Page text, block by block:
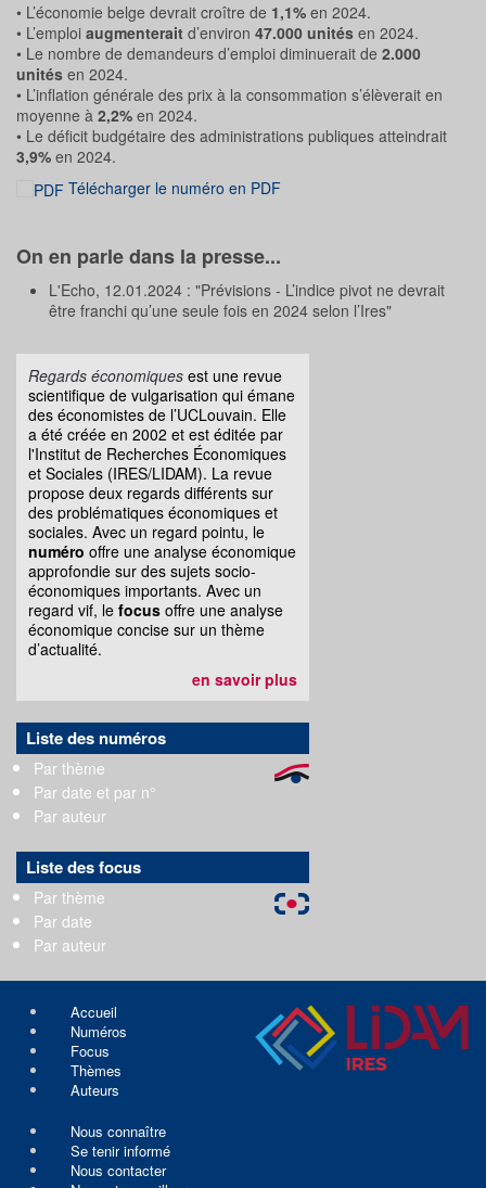
• L’économie belge devrait croître de 1,1% en 2024.
• L’emploi augmenterait d’environ 47.000 unités en 2024.
• Le nombre de demandeurs d’emploi diminuerait de 2.000
unités en 2024.
• L’inflation générale des prix à la consommation s’élèverait en
moyenne à 2,2% en 2024.
• Le déficit budgétaire des administrations publiques atteindrait
3,9% en 2024.
Télécharger le numéro en PDF
On en parle dans la presse...
L'Echo, 12.01.2024 : "Prévisions - L’indice pivot ne devrait
être franchi qu’une seule fois en 2024 selon l’Ires"
Regards économiques est une revue
scientifique de vulgarisation qui émane
des économistes de l’UCLouvain. Elle
a été créée en 2002 et est éditée par
l'Institut de Recherches Économiques
et Sociales (IRES/LIDAM). La revue
propose deux regards différents sur
des problématiques économiques et
sociales. Avec un regard pointu, le
numéro offre une analyse économique
approfondie sur des sujets socio-
économiques importants. Avec un
regard vif, le focus offre une analyse
économique concise sur un thème
d’actualité.
en savoir plus
Liste des numéros
Par thème
Par date et par n°
Par auteur
Liste des focus
Par thème
Par date
Par auteur
Accueil
Numéros
Focus
Thèmes
Auteurs
Nous connaître
Se tenir informé
Nous contacter